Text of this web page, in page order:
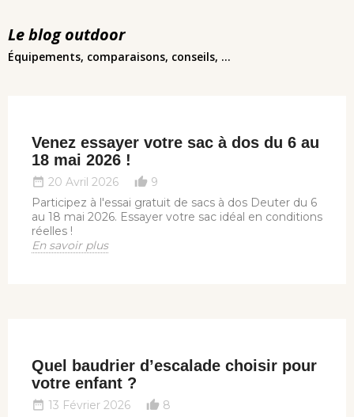
Le blog outdoor
Équipements, comparaisons, conseils, ...
Venez essayer votre sac à dos du 6 au
18 mai 2026 !
date_range 20 Avril 2026 thumb_up_alt
9
Participez à l'essai gratuit de sacs à dos Deuter du 6
au 18 mai 2026. Essayer votre sac idéal en conditions
réelles !
En savoir plus
Quel baudrier d’escalade choisir pour
votre enfant ?
date_range 13 Février 2026 thumb_up_alt
8